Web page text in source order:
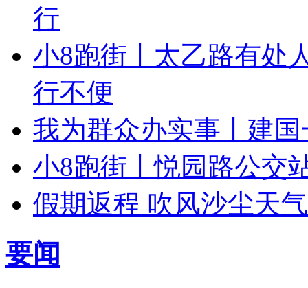
行
小8跑街丨太乙路有处
行不便
我为群众办实事丨建
小8跑街丨悦园路公交
假期返程 吹风沙尘天
要闻